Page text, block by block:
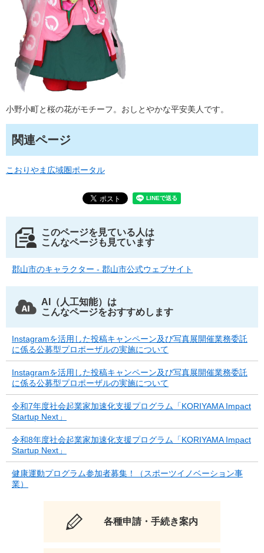
小野小町と桜の花がモチーフ。おしとやかな平安美人です。
関連ページ
こおりやま広域圏ポータル
このページを見ている人は
こんなページも見ています
郡山市のキャラクター - 郡山市公式ウェブサイト
AI（人工知能）は
こんなページをおすすめします
Instagramを活用した投稿キャンペーン及び写真展開催業務委託
に係る公募型プロポーザルの実施について
Instagramを活用した投稿キャンペーン及び写真展開催業務委託
に係る公募型プロポーザルの実施について
令和7年度社会起業家加速化支援プログラム「KORIYAMA Impact
Startup Next」
令和8年度社会起業家加速化支援プログラム「KORIYAMA Impact
Startup Next」
健康運動プログラム参加者募集！（スポーツイノベーション事
業）
各種申請・手続き案内